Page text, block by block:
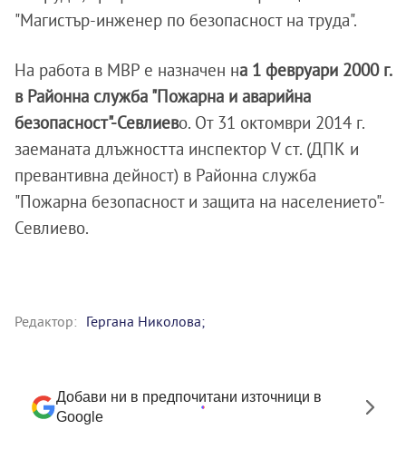
"Магистър-инженер по безопасност на труда".
На работа в МВР е назначен на 1 февруари 2000 г.
в Районна служба "Пожарна и аварийна
безопасност"-Севлиево. От 31 октомври 2014 г.
заеманата длъжността инспектор V ст. (ДПК и
превантивна дейност) в Районна служба
"Пожарна безопасност и защита на населението"-
Севлиево.
Редактор: Гергана Николова;
Добави ни в предпочитани източници в
Google